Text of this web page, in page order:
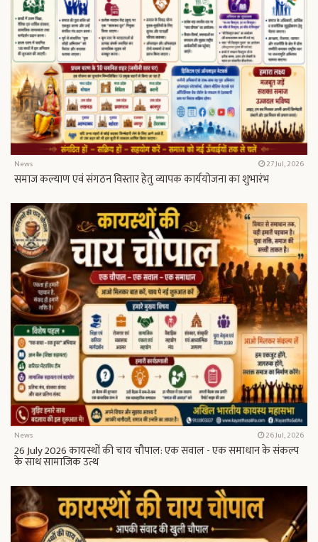
News 27 Jul, 2026
समाज कल्याण एवं संगठन विस्तार हेतु व्यापक कार्ययोजना का शुभारंभ
News 26 Jul, 2026
26 July 2026 कायस्थों की चाय चौपाल: एक सवाल - एक समाधान के संकल्प
के साथ सामाजिक उत्थ